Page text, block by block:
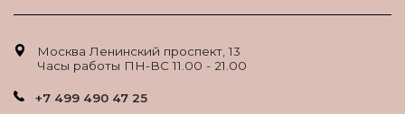
Москва Ленинский проспект, 13
Часы работы ПН-ВС 11.00 - 21.00
+7 499 490 47 25